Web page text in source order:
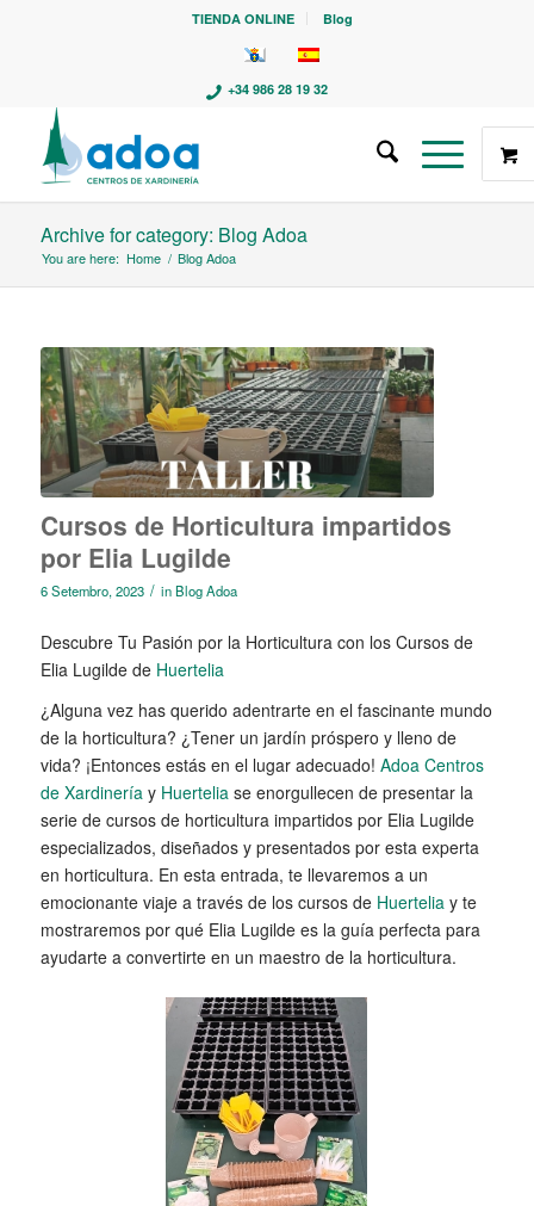
TIENDA ONLINE Blog
+34 986 28 19 32
Archive for category: Blog Adoa
You are here: Home / Blog Adoa
Cursos de Horticultura impartidos
por Elia Lugilde
6 Setembro, 2023 / inBlog Adoa
Descubre Tu Pasión por la Horticultura con los Cursos de
Elia Lugilde de Huertelia
¿Alguna vez has querido adentrarte en el fascinante mundo
de la horticultura? ¿Tener un jardín próspero y lleno de
vida? ¡Entonces estás en el lugar adecuado! Adoa Centros
de Xardineríay Huerteliase enorgullecen de presentar la
serie de cursos de horticultura impartidos por Elia Lugilde
especializados, diseñados y presentados por esta experta
en horticultura. En esta entrada, te llevaremos a un
emocionante viaje a través de los cursos de Huerteliay te
mostraremos por qué Elia Lugilde es la guía perfecta para
ayudarte a convertirte en un maestro de la horticultura.